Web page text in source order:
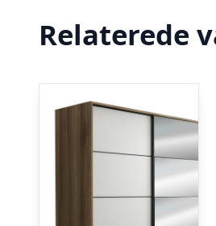
Relaterede